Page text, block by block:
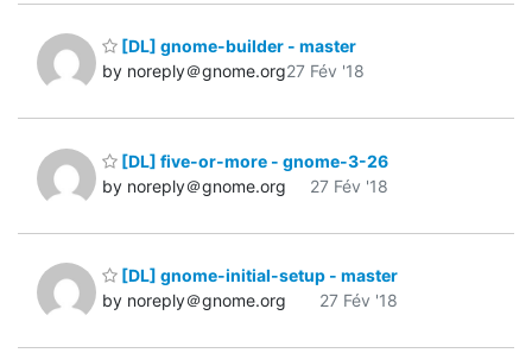
[DL] gnome-builder - master
by noreply＠gnome.org27 Fév '18
[DL] five-or-more - gnome-3-26
by noreply＠gnome.org
27 Fév '18
[DL] gnome-initial-setup - master
by noreply＠gnome.org
27 Fév '18